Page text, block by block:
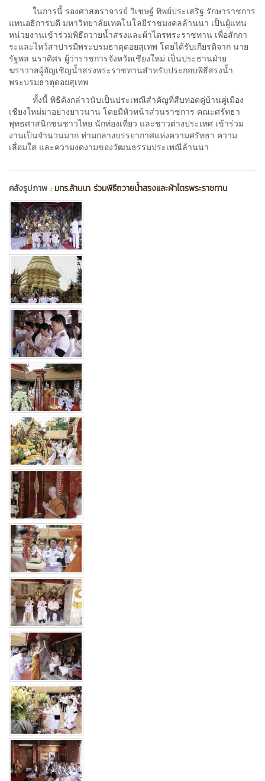
ในการนี้ รองศาสตราจารย์ วิเชษฐ์ ทิพย์ประเสริฐ รักษาราชการ
แทนอธิการบดี มหาวิทยาลัยเทคโนโลยีราชมงคลล้านนา เป็นผู้แทน
หน่วยงานเข้าร่วมพิธีถวายน้ำสรงและผ้าไตรพระราชทาน เพื่อสักกา
ระและไหว้สาปารมีพระบรมธาตุดอยสุเทพ โดยได้รับเกียรติจาก นาย
รัฐพล นราดิศร ผู้ว่าราชการจังหวัดเชียงใหม่ เป็นประธานฝ่าย
ฆราวาสผู้อัญเชิญน้ำสรงพระราชทานสำหรับประกอบพิธีสรงน้ำ
พระบรมธาตุดอยสุเทพ
ทั้งนี้ พิธีดังกล่าวนับเป็นประเพณีสำคัญที่สืบทอดคู่บ้านคู่เมือง
เชียงใหม่มาอย่างยาวนาน โดยมีหัวหน้าส่วนราชการ คณะศรัทธา
พุทธศาสนิกชนชาวไทย นักท่องเที่ยว และชาวต่างประเทศ เข้าร่วม
งานเป็นจำนวนมาก ท่ามกลางบรรยากาศแห่งความศรัทธา ความ
เลื่อมใส และความงดงามของวัฒนธรรมประเพณีล้านนา
คลังรูปภาพ : มทร.ล้านนา ร่วมพิธีถวายน้ำสรงและผ้าไตรพระราชทาน